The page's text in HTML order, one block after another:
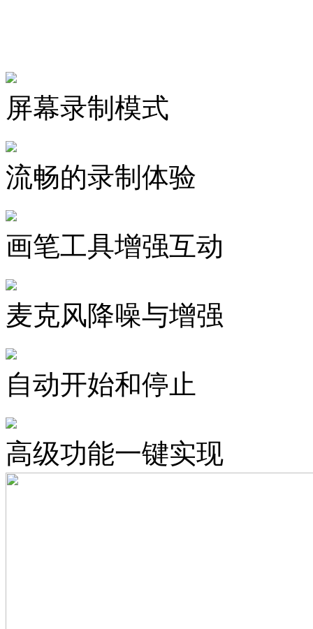
屏幕录制模式
流畅的录制体验
画笔工具增强互动
麦克风降噪与增强
自动开始和停止
高级功能一键实现